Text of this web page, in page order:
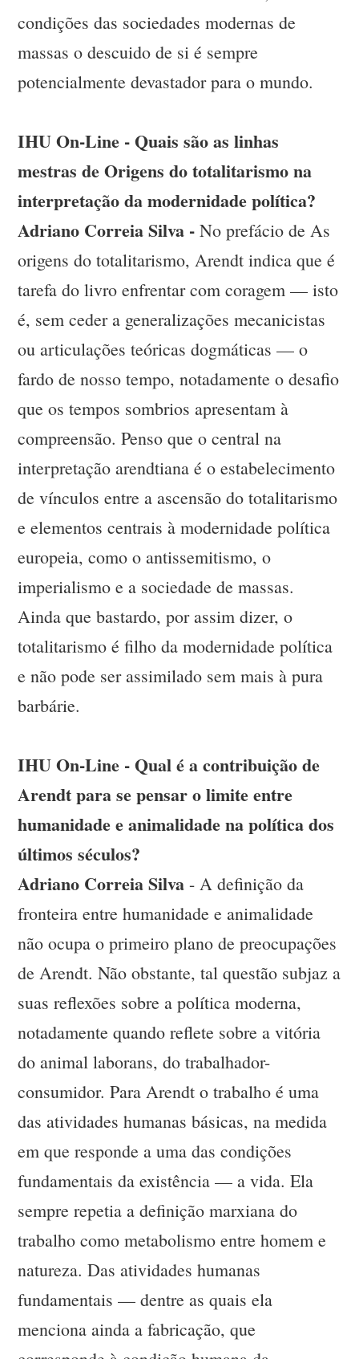
condições das sociedades modernas de
massas o descuido de si é sempre
potencialmente devastador para o mundo.
IHU On-Line - Quais são as linhas
mestras de Origens do totalitarismo na
interpretação da modernidade política?
Adriano Correia Silva - No prefácio de As
origens do totalitarismo, Arendt indica que é
tarefa do livro enfrentar com coragem — isto
é, sem ceder a generalizações mecanicistas
ou articulações teóricas dogmáticas — o
fardo de nosso tempo, notadamente o desafio
que os tempos sombrios apresentam à
compreensão. Penso que o central na
interpretação arendtiana é o estabelecimento
de vínculos entre a ascensão do totalitarismo
e elementos centrais à modernidade política
europeia, como o antissemitismo, o
imperialismo e a sociedade de massas.
Ainda que bastardo, por assim dizer, o
totalitarismo é filho da modernidade política
e não pode ser assimilado sem mais à pura
barbárie.
IHU On-Line - Qual é a contribuição de
Arendt para se pensar o limite entre
humanidade e animalidade na política dos
últimos séculos?
Adriano Correia Silva- A definição da
fronteira entre humanidade e animalidade
não ocupa o primeiro plano de preocupações
de Arendt. Não obstante, tal questão subjaz a
suas reflexões sobre a política moderna,
notadamente quando reflete sobre a vitória
do animal laborans, do trabalhador-
consumidor. Para Arendt o trabalho é uma
das atividades humanas básicas, na medida
em que responde a uma das condições
fundamentais da existência — a vida. Ela
sempre repetia a definição marxiana do
trabalho como metabolismo entre homem e
natureza. Das atividades humanas
fundamentais — dentre as quais ela
menciona ainda a fabricação, que